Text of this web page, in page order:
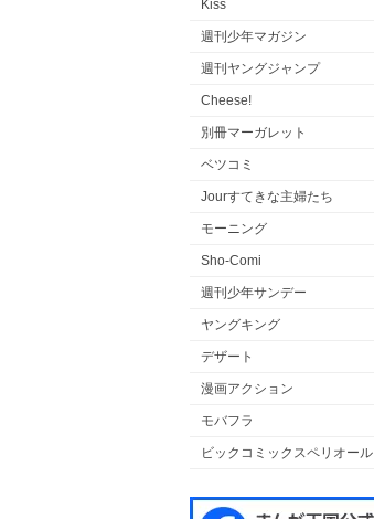
Kiss
週刊少年マガジン
週刊ヤングジャンプ
Cheese!
別冊マーガレット
ベツコミ
Jourすてきな主婦たち
モーニング
Sho-Comi
週刊少年サンデー
ヤングキング
デザート
漫画アクション
モバフラ
ビックコミックスペリオール